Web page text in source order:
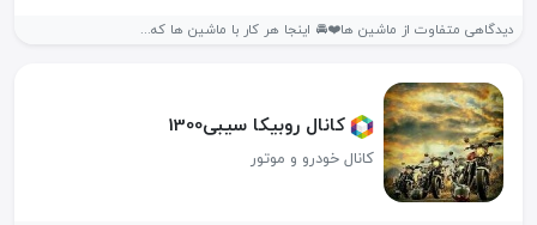
دیدگاهی متفاوت از ماشین ها❤️🚘 اینجا هر کار با ماشین ها که...
کانال روبیکا سیبی1300
کانال خودرو و موتور